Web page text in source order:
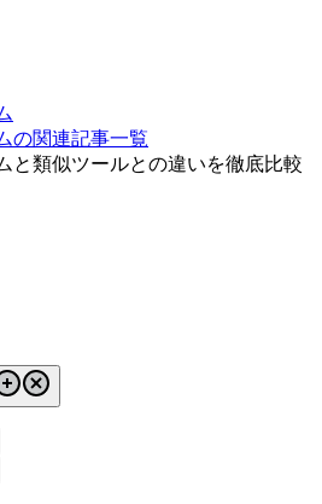
の関連記事一覧
と類似ツールとの違いを徹底比較